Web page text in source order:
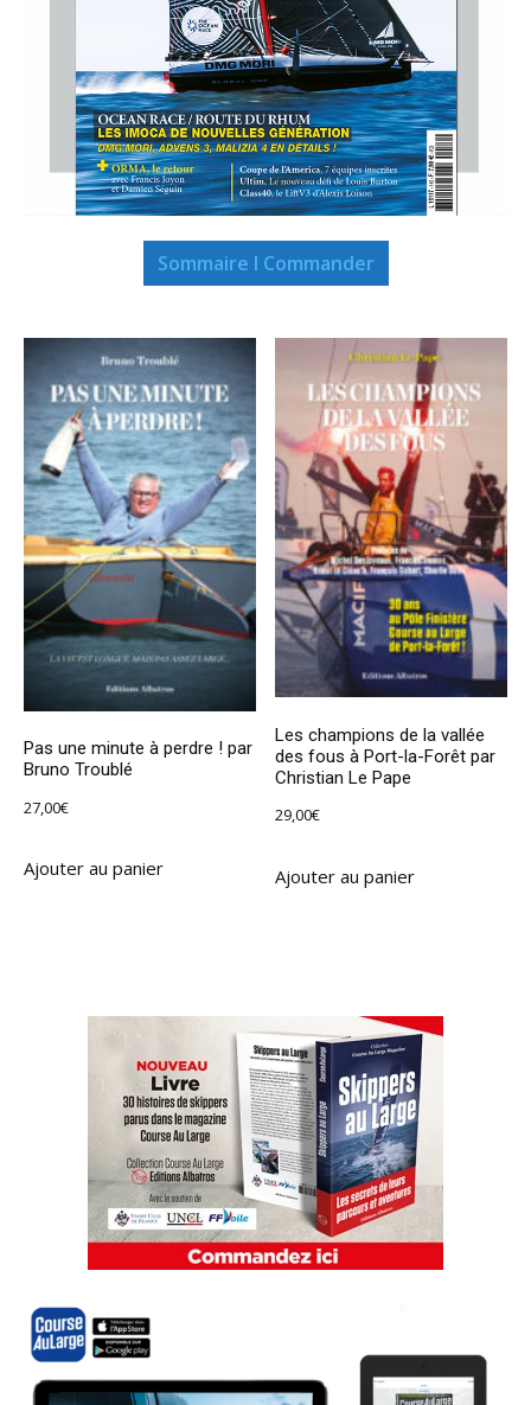
Sommaire I Commander
Pas une minute à perdre ! par
Bruno Troublé
27,00€
Ajouter au panier
Les champions de la vallée
des fous à Port-la-Forêt par
Christian Le Pape
29,00€
Ajouter au panier